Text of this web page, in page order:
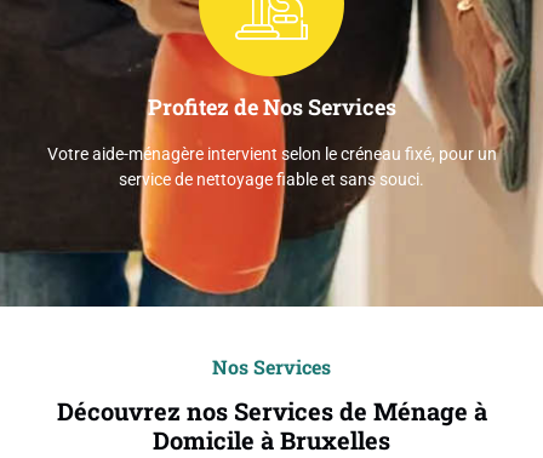
Profitez de Nos Services
Votre aide-ménagère intervient selon le créneau fixé, pour un
service de nettoyage fiable et sans souci.
Nos Services
Découvrez nos Services de Ménage à
Domicile à Bruxelles